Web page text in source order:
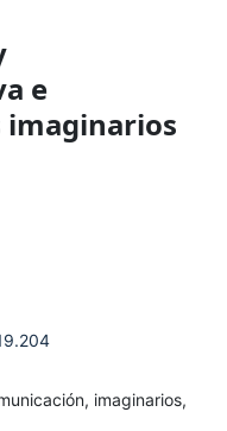
e
imaginarios,